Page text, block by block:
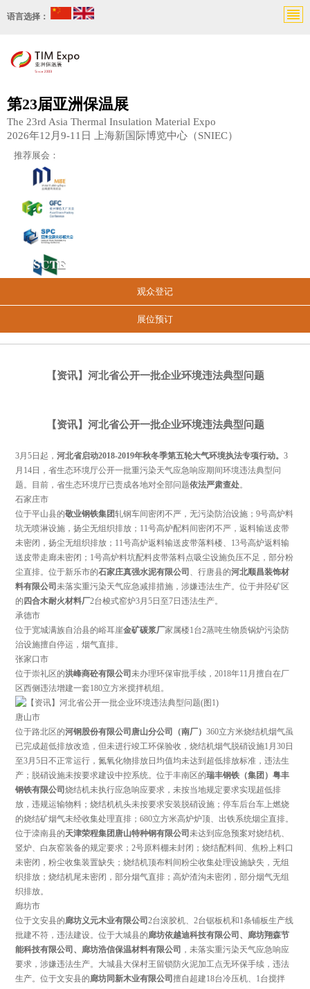
语言选择：
第23届亚洲保温展
The 23rd Asia Thermal Insulation Material Expo
2026年12月9-11日 上海新国际博览中心（SNIEC）
推荐展会：
观众登记
展位预订
【资讯】河北省公开一批企业环境违法典型问题
【资讯】河北省公开一批企业环境违法典型问题
3月5日起，河北省启动2018-2019年秋冬季第五轮大气环境执法专项行动。3
月14日，省生态环境厅公开一批重污染天气应急响应期间环境违法典型问
题。 目前，省生态环境厅已责成各地对全部问题依法严肃查处。
石家庄市
位于平山县的敬业钢铁集团轧钢车间密闭不严，无污染防治设施 ；9号高炉料
坑无喷淋设施，扬尘无组织排放；11号高炉配料间密闭不严，返料输送皮带
未密闭，扬尘无组织排放；11号高炉返料输送皮带落料楼、13号高炉返料输
送皮带走廊未密闭；1号高炉料坑配料皮带落料点吸尘设施负压不足，部分粉
尘直排。位于新乐市的石家庄真强水泥有限公司 、行唐县的河北顺昌装饰材
料有限公司未落实重污染天气应急减排措施，涉嫌违法生产。位于井陉矿区
的四合木耐火材料厂2台梭式窑炉3月5日至7日违法生产。
承德市
位于宽城满族自治县的峪耳崖金矿碳浆厂家属楼1台2蒸吨生物质锅炉污染防
治设施擅自停运，烟气直排。
张家口市
位于崇礼区的洪峰商砼有限公司未办理环保审批手续，2018年11月擅自在厂
区西侧违法增建一套180立方米搅拌机组。
唐山市
位于路北区的河钢股份有限公司唐山分公司（南厂）360立方米烧结机烟气虽
已完成超低排放改造，但未进行竣工环保验收，烧结机烟气脱硝设施1月30日
至3月5日不正常运行，氮氧化物排放日均值均未达到超低排放标准，违法生
产；脱硝设施未按要求建设中控系统。位于丰南区的瑞丰钢铁（集团）粤丰
钢铁有限公司烧结机未执行应急响应要求，未按当地规定要求实现超低排
放，违规运输物料；烧结机机头未按要求安装脱硝设施；停车后台车上燃烧
的烧结矿烟气未经收集处理直排；680立方米高炉炉顶、出铁系统烟尘直排。
位于滦南县的天津荣程集团唐山特种钢有限公司未达到应急预案对烧结机、
竖炉、白灰窑装备的规定要求；2号原料棚未封闭；烧结配料间、焦粉上料口
未密闭，粉尘收集装置缺失；烧结机顶布料间粉尘收集处理设施缺失，无组
织排放；烧结机尾未密闭，部分烟气直排；高炉渣沟未密闭，部分烟气无组
织排放。
廊坊市
位于文安县的廊坊义元木业有限公司2台滚胶机、2台锯板机和1条铺板生产线
批建不符，违法建设。位于大城县的廊坊依越迪科技有限公司、廊坊翔森节
能科技有限公司、廊坊浩信保温材料有限公司 ，未落实重污染天气应急响应
要求，涉嫌违法生产。 大城县大保村王留锁防火泥加工点无环保手续，违法
生产。位于文安县的廊坊同新木业有限公司擅自超建18台冷压机、1台搅拌